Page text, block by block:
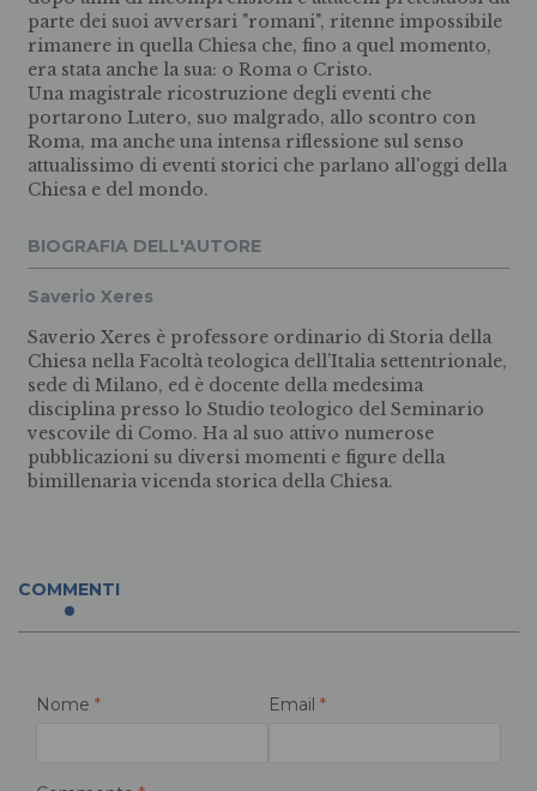
parte dei suoi avversari "romani", ritenne impossibile
rimanere in quella Chiesa che, fino a quel momento,
era stata anche la sua: o Roma o Cristo.
Una magistrale ricostruzione degli eventi che
portarono Lutero, suo malgrado, allo scontro con
Roma, ma anche una intensa riflessione sul senso
attualissimo di eventi storici che parlano all'oggi della
Chiesa e del mondo.
BIOGRAFIA DELL'AUTORE
Saverio Xeres
Saverio Xeres è professore ordinario di Storia della
Chiesa nella Facoltà teologica dell’Italia settentrionale,
sede di Milano, ed è docente della medesima
disciplina presso lo Studio teologico del Seminario
vescovile di Como. Ha al suo attivo numerose
pubblicazioni su diversi momenti e figure della
bimillenaria vicenda storica della Chiesa.
COMMENTI
Nome * Email *